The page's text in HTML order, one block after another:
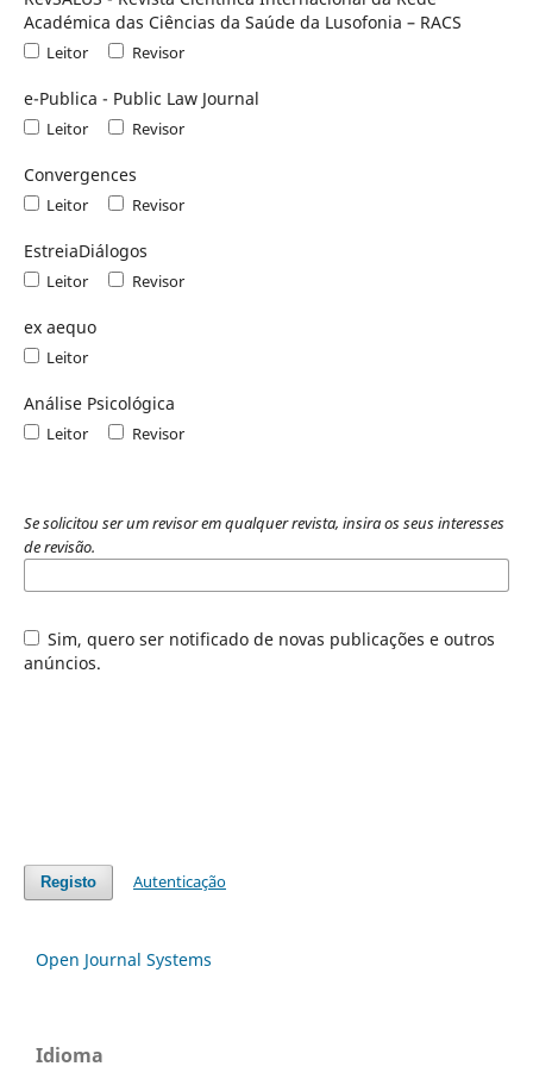
Académica das Ciências da Saúde da Lusofonia – RACS
Leitor Revisor
e-Publica - Public Law Journal
Leitor Revisor
Convergences
Leitor Revisor
EstreiaDiálogos
Leitor Revisor
ex aequo
Leitor
Análise Psicológica
Leitor Revisor
Se solicitou ser um revisor em qualquer revista, insira os seus interesses
de revisão.
Sim, quero ser notificado de novas publicações e outros
anúncios.
Registo Autenticação
Open Journal Systems
Idioma